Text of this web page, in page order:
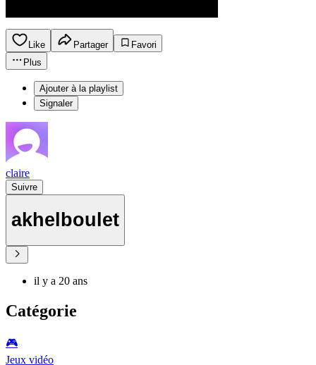
Like Partager
Favori
Plus
Ajouter à la playlist
Signaler
claire
Suivre
akhelboulet
il y a 20 ans
Catégorie
🎮️
Jeux vidéo